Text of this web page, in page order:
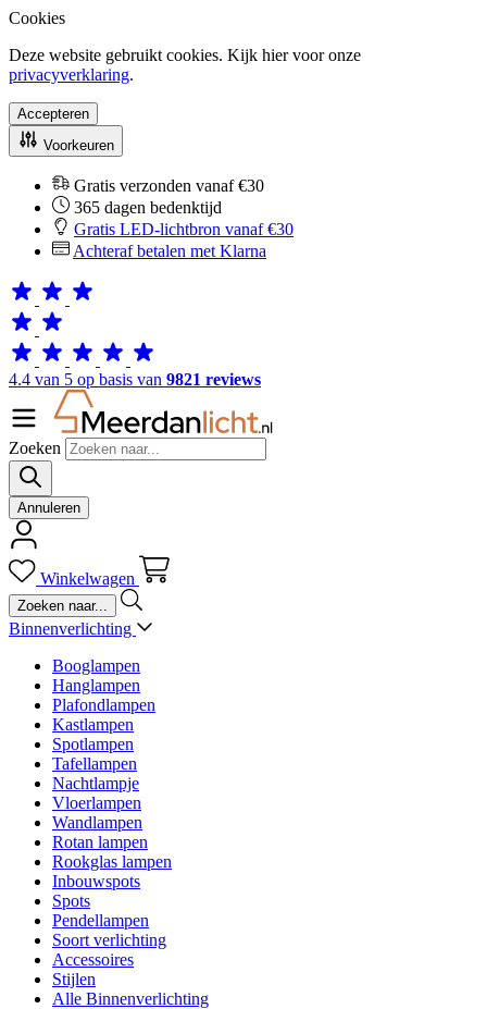
Cookies
Deze website gebruikt cookies. Kijk hier voor onze
privacyverklaring.
Accepteren
Voorkeuren
Gratis verzonden vanaf €30
365 dagen bedenktijd
Gratis LED-lichtbron vanaf €30
Achteraf betalen met Klarna
4.4 van 5 op basis van 9821 reviews
Zoeken
Annuleren
Winkelwagen
Binnenverlichting
Booglampen
Hanglampen
Plafondlampen
Kastlampen
Spotlampen
Tafellampen
Nachtlampje
Vloerlampen
Wandlampen
Rotan lampen
Rookglas lampen
Inbouwspots
Spots
Pendellampen
Soort verlichting
Accessoires
Stijlen
Alle Binnenverlichting